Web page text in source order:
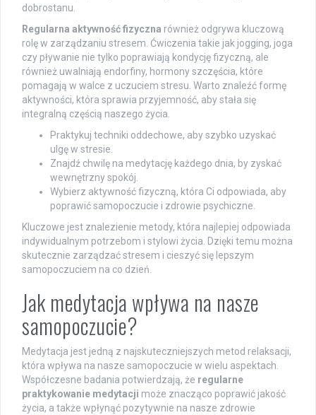
dobrostanu.
Regularna aktywność fizyczna również odgrywa kluczową
rolę w zarządzaniu stresem. Ćwiczenia takie jak jogging, joga
czy pływanie nie tylko poprawiają kondycję fizyczną, ale
również uwalniają endorfiny, hormony szczęścia, które
pomagają w walce z uczuciem stresu. Warto znaleźć formę
aktywności, która sprawia przyjemność, aby stała się
integralną częścią naszego życia.
Praktykuj techniki oddechowe, aby szybko uzyskać
ulgę w stresie.
Znajdź chwilę na medytację każdego dnia, by zyskać
wewnętrzny spokój.
Wybierz aktywność fizyczną, która Ci odpowiada, aby
poprawić samopoczucie i zdrowie psychiczne.
Kluczowe jest znalezienie metody, która najlepiej odpowiada
indywidualnym potrzebom i stylowi życia. Dzięki temu można
skutecznie zarządzać stresem i cieszyć się lepszym
samopoczuciem na co dzień.
Jak medytacja wpływa na nasze
samopoczucie?
Medytacja jest jedną z najskuteczniejszych metod relaksacji,
która wpływa na nasze samopoczucie w wielu aspektach.
Współczesne badania potwierdzają, że regularne
praktykowanie medytacji może znacząco poprawić jakość
życia, a także wpłynąć pozytywnie na nasze zdrowie